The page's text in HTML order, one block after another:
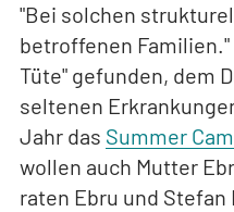
"Bei solchen
betroffenen
Tüte" gefunden, dem
seltenen
Jahr das Summer
wollen auch Mutter
raten Ebru und